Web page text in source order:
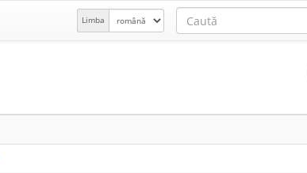
Limba